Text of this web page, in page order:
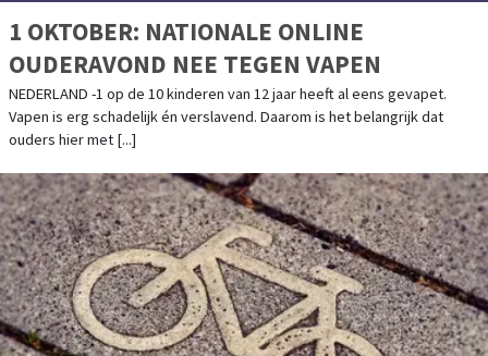
1 OKTOBER: NATIONALE ONLINE
OUDERAVOND NEE TEGEN VAPEN
NEDERLAND -1 op de 10 kinderen van 12 jaar heeft al eens gevapet.
Vapen is erg schadelijk én verslavend. Daarom is het belangrijk dat
ouders hier met [...]